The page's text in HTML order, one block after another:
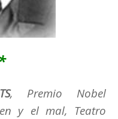
, Premio Nobel
y el mal, Teatro